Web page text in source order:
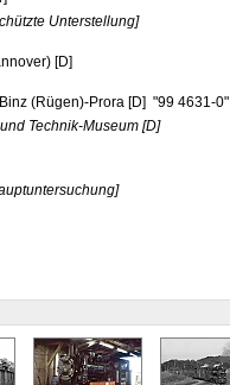
Unterstellung]
[D]
(Rügen)-Prora [D] "99 4631-0"
Technik-Museum [D]